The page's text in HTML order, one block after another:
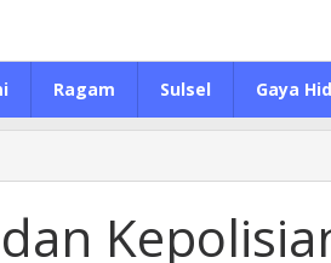
Ragam Sulsel Gaya